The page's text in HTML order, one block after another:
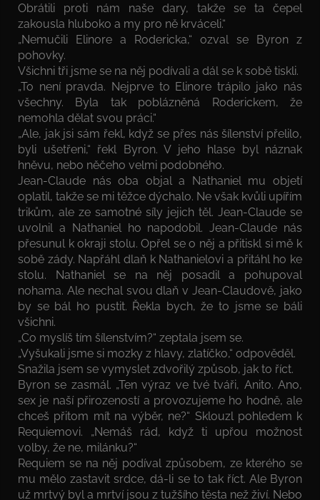
Obrátili proti nám naše dary, takže se ta čepel
zakousla hluboko a my pro ně krváceli.“
„Nemučili Elinore a Rodericka,“ ozval se Byron z
pohovky.
Všichni tři jsme se na něj podívali a dál se k sobě tiskli.
„To není pravda. Nejprve to Elinore trápilo jako nás
všechny. Byla tak poblázněná Roderickem, že
nemohla dělat svou práci.“
„Ale, jak jsi sám řekl, když se přes nás šílenství přelilo,
byli ušetřeni,“ řekl Byron. V jeho hlase byl náznak
hněvu, nebo něčeho velmi podobného.
Jean-Claude nás oba objal a Nathaniel mu objetí
oplatil, takže se mi těžce dýchalo. Ne však kvůli upířím
trikům, ale ze samotné síly jejich těl. Jean-Claude se
uvolnil a Nathaniel ho napodobil. Jean-Claude nás
přesunul k okraji stolu. Opřel se o něj a přitiskl si mě k
sobě zády. Napřáhl dlaň k Nathanielovi a přitáhl ho ke
stolu. Nathaniel se na něj posadil a pohupoval
nohama. Ale nechal svou dlaň v Jean-Claudově, jako
by se bál ho pustit. Řekla bych, že to jsme se báli
všichni.
„Co myslíš tím šílenstvím?“ zeptala jsem se.
„Vyšukali jsme si mozky z hlavy, zlatíčko,“ odpověděl.
Snažila jsem se vymyslet zdvořilý způsob, jak to říct.
Byron se zasmál. „Ten výraz ve tvé tváři, Anito. Ano,
sex je naší přirozeností a provozujeme ho hodně, ale
chceš přitom mít na výběr, ne?“ Sklouzl pohledem k
Requiemovi. „Nemáš rád, když ti upřou možnost
volby, že ne, milánku?“
Requiem se na něj podíval způsobem, ze kterého se
mu mělo zastavit srdce, dá-li se to tak říct. Ale Byron
už mrtvý byl a mrtví jsou z tužšího těsta než živí. Nebo